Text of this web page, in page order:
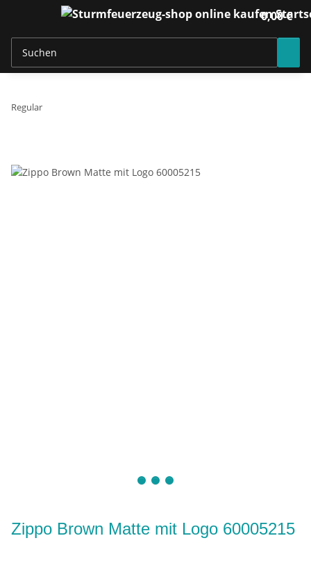
0,00 €
Regular
Zippo Brown Matte mit Logo 60005215